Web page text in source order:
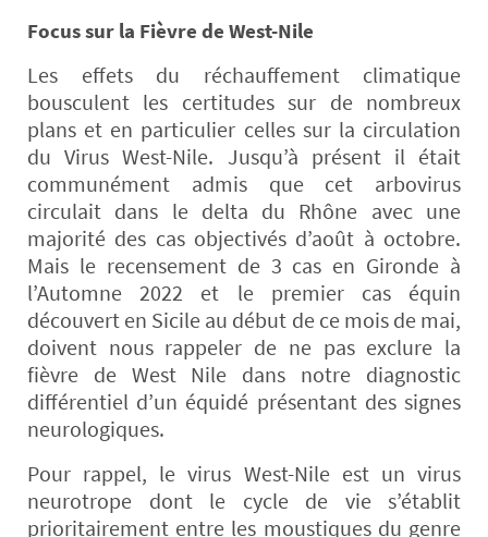
Focus sur la Fièvre de West-Nile
Les effets du réchauffement climatique
bousculent les certitudes sur de nombreux
plans et en particulier celles sur la circulation
du Virus West-Nile. Jusqu’à présent il était
communément admis que cet arbovirus
circulait dans le delta du Rhône avec une
majorité des cas objectivés d’août à octobre.
Mais le recensement de 3 cas en Gironde à
l’Automne 2022 et le premier cas équin
découvert en Sicile au début de ce mois de mai,
doivent nous rappeler de ne pas exclure la
fièvre de West Nile dans notre diagnostic
différentiel d’un équidé présentant des signes
neurologiques.
Pour rappel, le virus West-Nile est un virus
neurotrope dont le cycle de vie s’établit
prioritairement entre les moustiques du genre